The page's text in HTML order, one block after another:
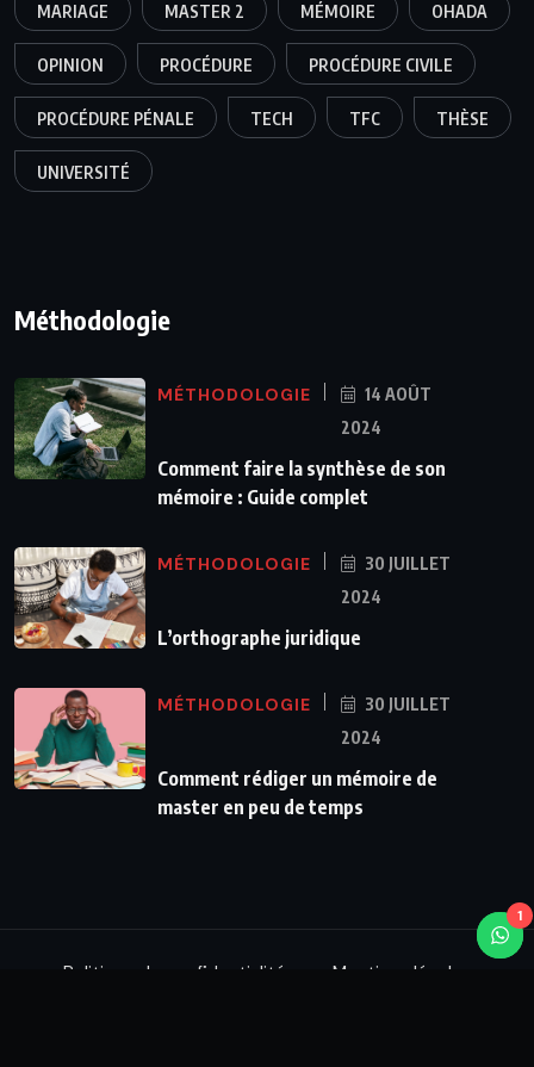
MARIAGE MASTER 2 MÉMOIRE OHADA
OPINION PROCÉDURE PROCÉDURE CIVILE
PROCÉDURE PÉNALE TECH TFC THÈSE
UNIVERSITÉ
Méthodologie
MÉTHODOLOGIE
14 AOÛT
2024
Comment faire la synthèse de son
mémoire : Guide complet
MÉTHODOLOGIE
30 JUILLET
2024
L’orthographe juridique
MÉTHODOLOGIE
30 JUILLET
2024
Comment rédiger un mémoire de
master en peu de temps
Politique de confidentialité Mentions légales
1